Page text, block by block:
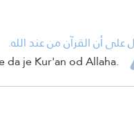
أن القرآن من عند الله.
je Kur'an od Allaha.